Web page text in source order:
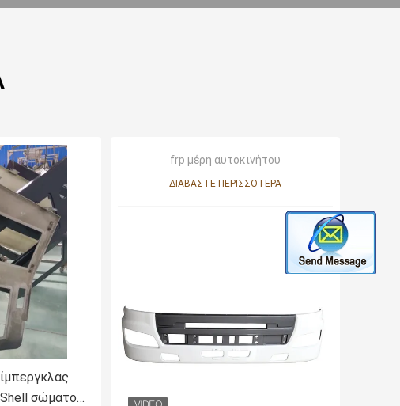
Shell σώματος
frp μέρη αυτοκινήτου
ΔΙΑΒΆΣΤΕ ΠΕΡΙΣΣΌΤΕΡΑ